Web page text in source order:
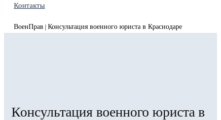
Контакты
ВоенПрав Консультация военного юриста в Краснодаре
Консультация военного юриста в